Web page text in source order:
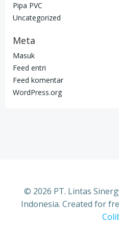
Pipa PVC
Uncategorized
Meta
Masuk
Feed entri
Feed komentar
WordPress.org
© 2026 PT. Lintas
Indonesia. Created for